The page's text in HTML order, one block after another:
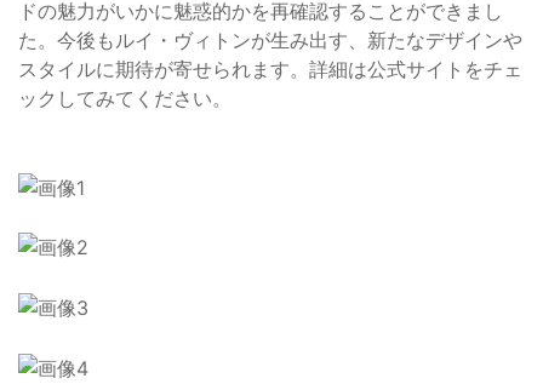
ドの魅力がいかに魅惑的かを再確認することができまし
た。今後もルイ・ヴィトンが生み出す、新たなデザインや
スタイルに期待が寄せられます。詳細は公式サイトをチェ
ックしてみてください。